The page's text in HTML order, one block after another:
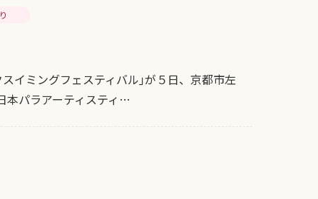
イミングフェスティバル｣が５日、京都市左
本パラアーティスティ…